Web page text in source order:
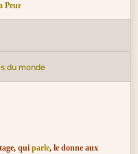
Peur
du monde
qui parle, le donne aux